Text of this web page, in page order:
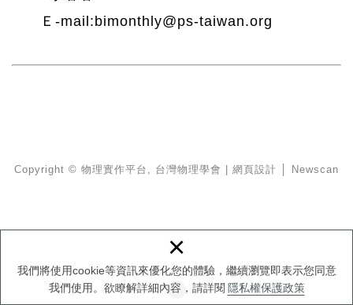
我們將使用cookie等資訊來優化您的體驗，繼續瀏覽即表示您同意
我們使用。欲瞭解詳細內容，請詳閱 隱私權保護政策
×
Ｅ-mail:bimonthly@ps-taiwan.org
Copyright © 物理實作平台, 台灣物理學會 網頁設計 │ Newscan